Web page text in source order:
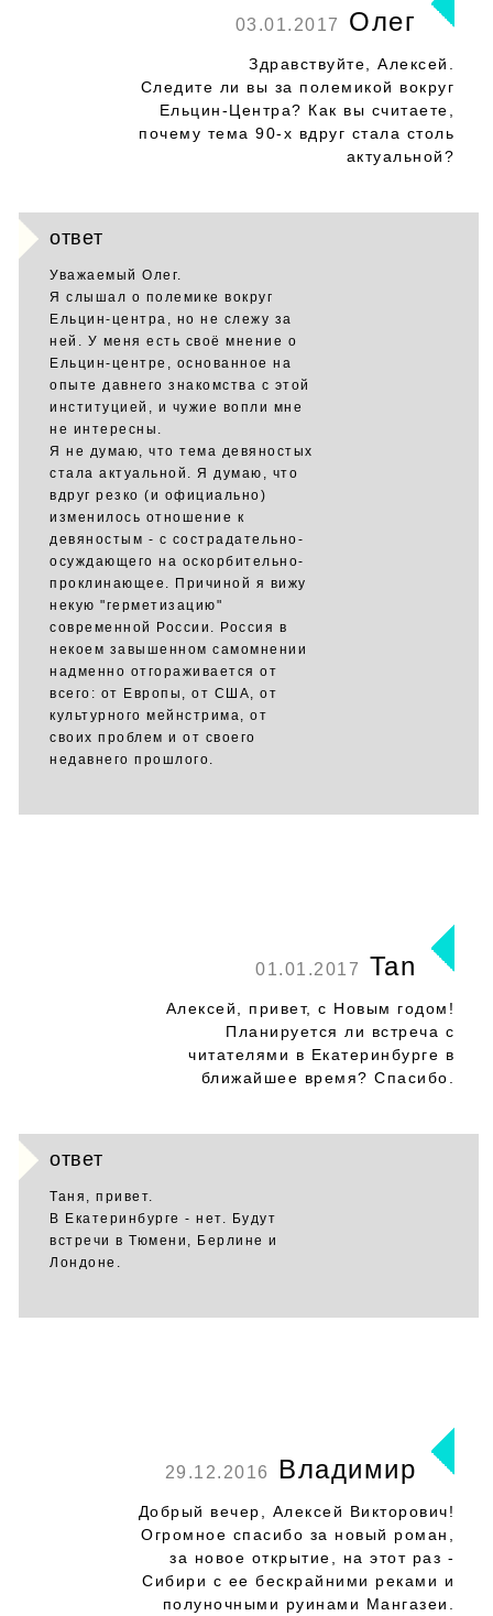
03.01.2017 Олег
Здравствуйте, Алексей.
Следите ли вы за полемикой вокруг
Ельцин-Центра? Как вы считаете,
почему тема 90-х вдруг стала столь
актуальной?
ответ
Уважаемый Олег.
Я слышал о полемике вокруг
Ельцин-центра, но не слежу за
ней. У меня есть своё мнение о
Ельцин-центре, основанное на
опыте давнего знакомства с этой
институцией, и чужие вопли мне
не интересны.
Я не думаю, что тема девяностых
стала актуальной. Я думаю, что
вдруг резко (и официально)
изменилось отношение к
девяностым - с сострадательно-
осуждающего на оскорбительно-
проклинающее. Причиной я вижу
некую "герметизацию"
современной России. Россия в
некоем завышенном самомнении
надменно отгораживается от
всего: от Европы, от США, от
культурного мейнстрима, от
своих проблем и от своего
недавнего прошлого.
01.01.2017 Tan
Алексей, привет, с Новым годом!
Планируется ли встреча с
читателями в Екатеринбурге в
ближайшее время? Спасибо.
ответ
Таня, привет.
В Екатеринбурге - нет. Будут
встречи в Тюмени, Берлине и
Лондоне.
29.12.2016 Владимир
Добрый вечер, Алексей Викторович!
Огромное спасибо за новый роман,
за новое открытие, на этот раз -
Сибири с ее бескрайними реками и
полуночными руинами Мангазеи.